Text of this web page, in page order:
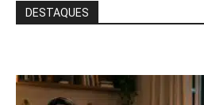
DESTAQUES